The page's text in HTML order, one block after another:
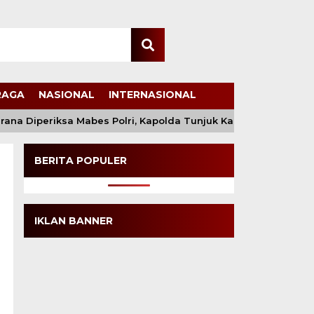
NASIONAL INTERNASIONAL
Diperiksa Mabes Polri, Kapolda Tunjuk Kabid TIK sebagai
BERITA POPULER
IKLAN BANNER